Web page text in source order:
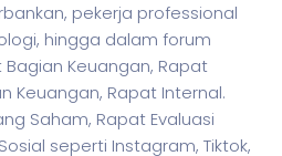
pekerja professional
hingga dalam forum
Keuangan, Rapat
Keuangan, Rapat Internal.
Saham, Rapat Evaluasi
seperti Instagram, Tiktok,